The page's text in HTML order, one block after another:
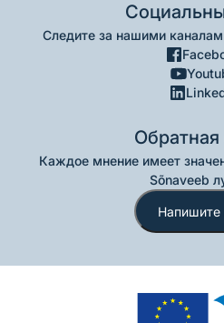
Следите за нашими
Обратная
Каждое мнение имеет
Sõnaveeb
Напишите